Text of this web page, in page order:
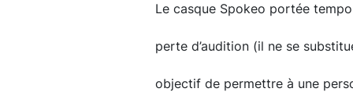
Le casque Spokeo portée
perte d’audition (il ne se
objectif de permettre à une